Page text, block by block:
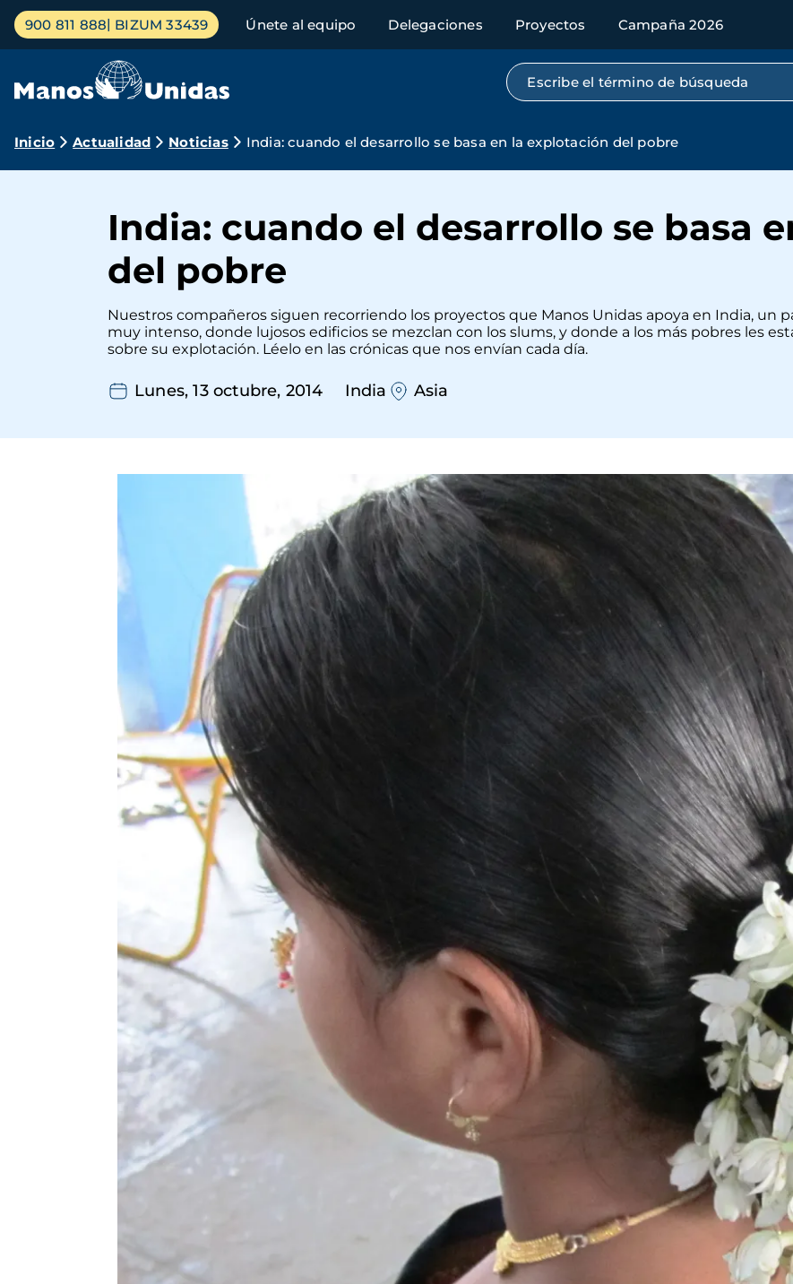
Pasar
contenido
Menú
principal
900 811 888 BIZUM 33439 Únete al equipo Delegaciones Proyectos Campaña 2026
Búsqueda por texto completo
Ruta
navegación
Inicio Actualidad Noticias India: cuando el desarrollo se basa en la explotación del pobre
India: cuando el desarrollo se basa
del pobre
Nuestros compañeros siguen recorriendo los proyectos que Manos Unidas apoya en India, un
muy intenso, donde lujosos edificios se mezclan con los slums, y donde a los más pobres les
sobre su explotación. Léelo en las crónicas que nos envían cada día.
Lunes, 13 octubre, 2014 India Asia